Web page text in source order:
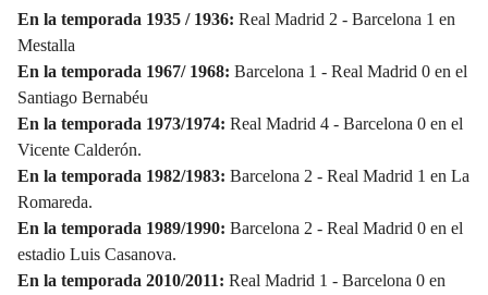
En la temporada 1935 / 1936: Real Madrid 2 - Barcelona 1 en
Mestalla
En la temporada 1967/ 1968: Barcelona 1 - Real Madrid 0 en el
Santiago Bernabéu
En la temporada 1973/1974: Real Madrid 4 - Barcelona 0 en el
Vicente Calderón.
En la temporada 1982/1983: Barcelona 2 - Real Madrid 1 en La
Romareda.
En la temporada 1989/1990: Barcelona 2 - Real Madrid 0 en el
estadio Luis Casanova.
En la temporada 2010/2011: Real Madrid 1 - Barcelona 0 en